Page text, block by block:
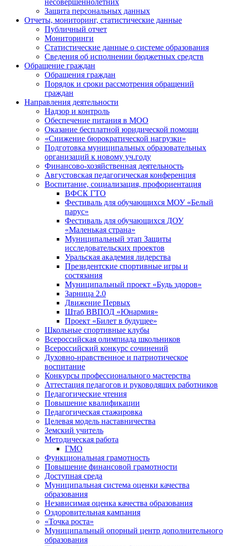
несовершеннолетних
Защита персональных данных
Отчеты, мониторинг, статистические данные
Публичный отчет
Мониторинги
Статистические данные о системе образования
Сведения об исполнении бюджетных средств
Обращение граждан
Обращения граждан
Порядок и сроки рассмотрения обращений
граждан
Направления деятельности
Надзор и контроль
Обеспечение питания в МОО
Оказание бесплатной юридической помощи
«Снижение бюрократической нагрузки»
Подготовка муниципальных образовательных
организаций к новому уч.году
Финансово-хозяйственная деятельность
Августовская педагогическая конференция
Воспитание, социализация, профориентация
ВФСК ГТО
Фестиваль для обучающихся МОУ «Белый
парус»
Фестиваль для обучающихся ДОУ
«Маленькая страна»
Муниципальный этап Защиты
исследовательских проектов
Уральская академия лидерства
Президентские спортивные игры и
состязания
Муниципальный проект «Будь здоров»
Зарница 2.0
Движение Первых
Штаб ВВПОД «Юнармия»
Проект «Билет в будущее»
Школьные спортивные клубы
Всероссийская олимпиада школьников
Всероссийский конкурс сочинений
Духовно-нравственное и патриотическое
воспитание
Конкурсы профессионального мастерства
Аттестация педагогов и руководящих работников
Педагогические чтения
Повышение квалификации
Педагогическая стажировка
Целевая модель наставничества
Земский учитель
Методическая работа
ГМО
Функциональная грамотность
Повышение финансовой грамотности
Доступная среда
Муниципальная система оценки качества
образования
Независимая оценка качества образования
Оздоровительная кампания
«Точка роста»
Муниципальный опорный центр дополнительного
образования